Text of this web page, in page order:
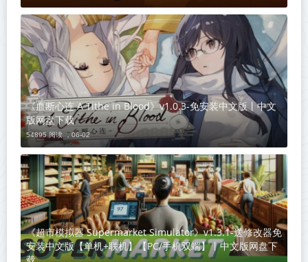
《血断心连 A Tithe in Blood》v1.0.3-免安装中文版丨中文
版网盘下载
54895 阅读 ， 06-02
《超市模拟器 Supermarket Simulator》v1.3.1-送修改器免
安装中文版【单机+联机】【PC/手机双端】丨中文版网盘下